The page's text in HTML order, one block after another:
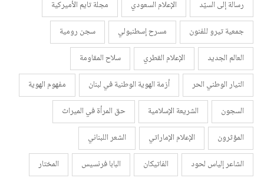
رسالة إلى السيّد
الإعلام السعودي
مجلة تايم الأميركية
جمعية تيرو للفنون
مسرح إسطنبولي
سجن رومية
العالم الجديد
الإعلام القطري
سلاح المقاومة
التيار الوطني الحر
أزمة الهوية الوطنية في لبنان
مفهوم الهوية
السجون
الشريعة الإسلامية
حق المرأة في الميراث
المؤثرون
الإعلام الإماراتي
الشعر اللبناني
الشاعر إلياس لحود
الفاتيكان البابا فرنسيس
المختار